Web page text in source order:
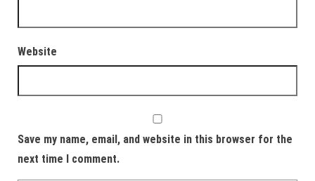
Website
Save my name, email, and website in this browser for the
next time I comment.